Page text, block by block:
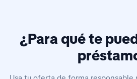
¿Para qué te